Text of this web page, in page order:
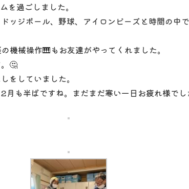
過ごしました。
ジボール、野球、アイロンビーズと時間の中
機械操作🎹もお友達がやってくれました。
🤔
をしていました。
も半ばですね。まだまだ寒い一日お疲れ様でし